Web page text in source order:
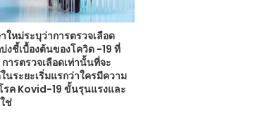
ใหม่ระบุว่าการตรวจเลือด
งชี้เบื้องต้นของโควิด -19 ที่
ารตรวจเลือดเท่านั้นที่จะ
นระยะเริ่มแรกว่าใครมีความ
รค Kovid-19 ขั้นรุนแรงและ
ช่